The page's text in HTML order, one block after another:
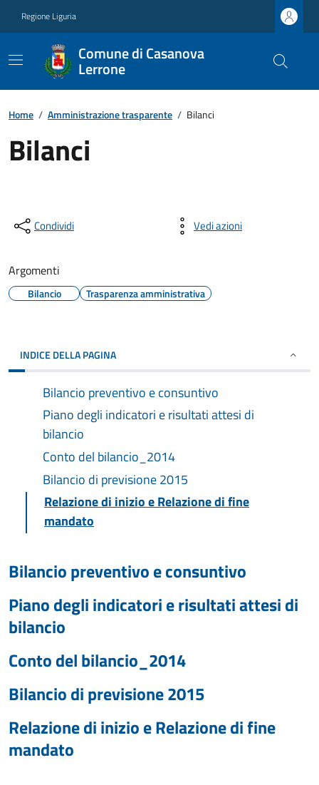
Regione Liguria
Comune di Casanova
Lerrone
Home / Amministrazione trasparente / Bilanci
Bilanci
Condividi Vedi azioni
Argomenti
Bilancio Trasparenza amministrativa
INDICE DELLA PAGINA
Bilancio preventivo e consuntivo
Piano degli indicatori e risultati attesi di
bilancio
Conto del bilancio_2014
Bilancio di previsione 2015
Relazione di inizio e Relazione di fine
mandato
Bilancio preventivo e consuntivo
Piano degli indicatori e risultati attesi di
bilancio
Conto del bilancio_2014
Bilancio di previsione 2015
Relazione di inizio e Relazione di fine
mandato